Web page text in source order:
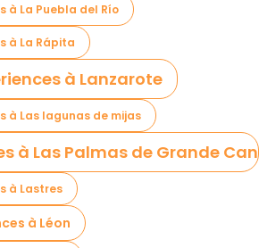
à La Puebla del Río
à La Rápita
à Lanzarote
à Las lagunas de mijas
à Las Palmas de Grande
à Lastres
à Léon